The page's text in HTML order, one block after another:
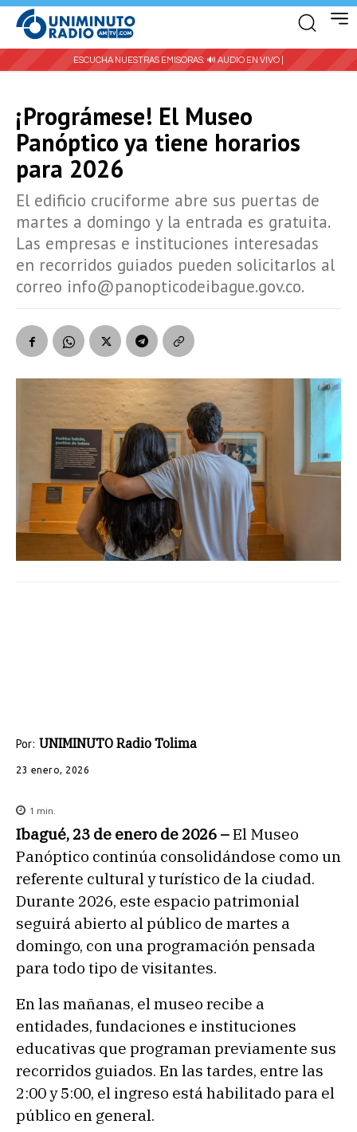
ESCUCHA NUESTRAS EMISORAS: 🔊 AUDIO EN VIVO |
¡Prográmese! El Museo
Panóptico ya tiene horarios
para 2026
El edificio cruciforme abre sus puertas de
martes a domingo y la entrada es gratuita.
Las empresas e instituciones interesadas
en recorridos guiados pueden solicitarlos al
correo info@panopticodeibague.gov.co.
Por: UNIMINUTO Radio Tolima
23 enero, 2026
1 min.
Ibagué, 23 de enero de 2026 –El Museo
Panóptico continúa consolidándose como un
referente cultural y turístico de la ciudad.
Durante 2026, este espacio patrimonial
seguirá abierto al público de martes a
domingo, con una programación pensada
para todo tipo de visitantes.
En las mañanas, el museo recibe a
entidades, fundaciones e instituciones
educativas que programan previamente sus
recorridos guiados. En las tardes, entre las
2:00 y 5:00, el ingreso está habilitado para el
público en general.